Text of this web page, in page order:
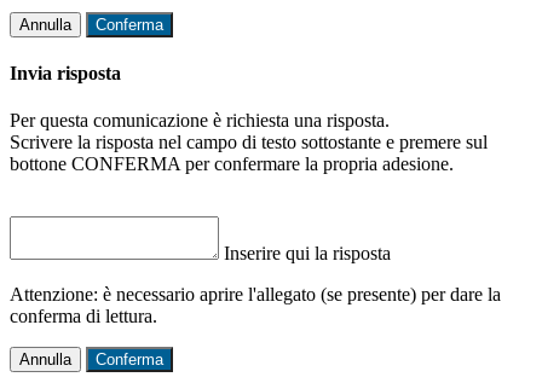
Annulla Conferma
Invia risposta
Per questa comunicazione è richiesta una risposta.
Scrivere la risposta nel campo di testo sottostante e premere sul
bottone CONFERMA per confermare la propria adesione.
Inserire qui la risposta
Attenzione: è necessario aprire l'allegato (se presente) per dare la
conferma di lettura.
Annulla Conferma